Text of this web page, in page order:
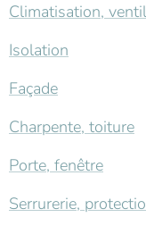
Climatisation,
Isolation
Façade
Charpente, toiture
Porte, fenêtre
Serrurerie,